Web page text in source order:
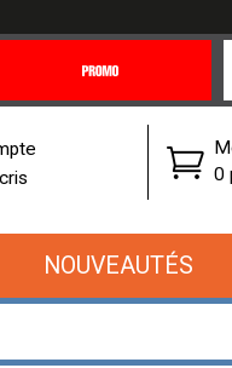
0
NOUVEAUTÉS